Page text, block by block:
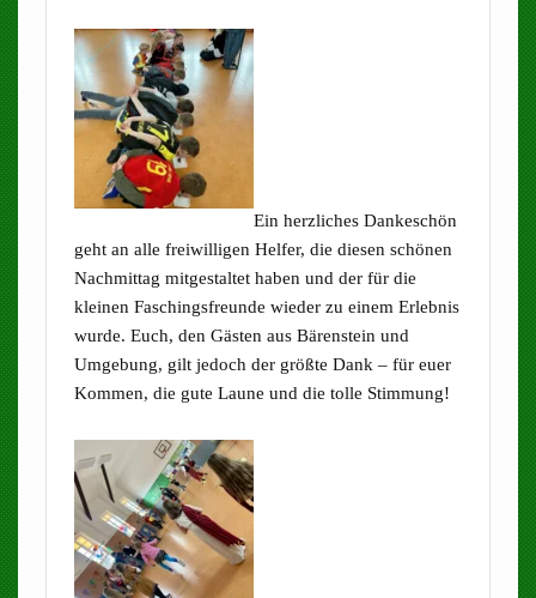
Ein herzliches Dankeschön
geht an alle freiwilligen Helfer, die diesen schönen
Nachmittag mitgestaltet haben und der für die
kleinen Faschingsfreunde wieder zu einem Erlebnis
wurde. Euch, den Gästen aus Bärenstein und
Umgebung, gilt jedoch der größte Dank – für euer
Kommen, die gute Laune und die tolle Stimmung!